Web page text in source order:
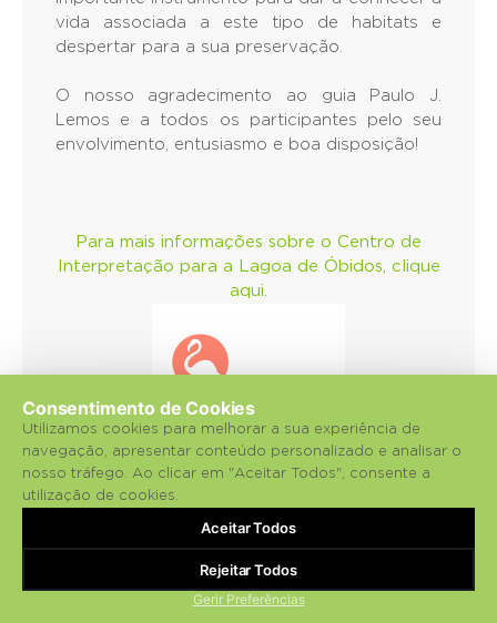
vida associada a este tipo de habitats e
despertar para a sua preservação.
O nosso agradecimento ao guia Paulo J.
Lemos e a todos os participantes pelo seu
envolvimento, entusiasmo e boa disposição!
Para mais informações sobre o Centro de
Interpretação para a Lagoa de Óbidos, clique
aqui.
Consentimento de Cookies
Utilizamos cookies para melhorar a sua experiência de
navegação, apresentar conteúdo personalizado e analisar o
nosso tráfego. Ao clicar em "Aceitar Todos", consente a
utilização de cookies.
Gerir Preferências
Rejeitar Todos
Aceitar Todos